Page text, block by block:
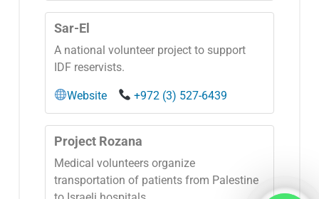
Sar-El
A national volunteer project to support
IDF reservists.
Website +972 (3) 527-6439
Project Rozana
Medical volunteers organize
transportation of patients from Palestine